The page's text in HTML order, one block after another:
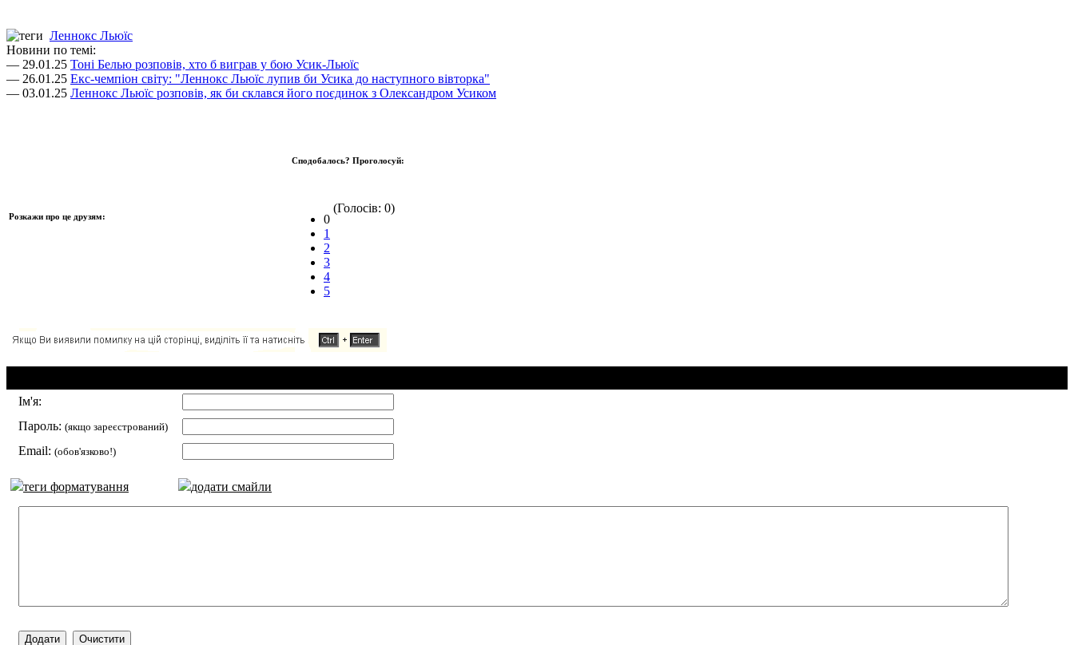
Леннокс Льюїс
Новини по темі:
— 29.01.25 Тоні Белью розповів, хто б виграв у бою Усик-Льюїс
— 26.01.25 Екс-чемпіон світу: "Леннокс Льюїс лупив би Усика до наступного вівторка"
— 03.01.25 Леннокс Льюїс розповів, як би склався його поєдинок з Олександром Усиком
Розкажи про це друзям:
Сподобалось? Проголосуй:
0
1
2
3
4
5
(Голосів: 0)
Ім'я:
Пароль: (якщо зареєстрований)
Email: (обов'язково!)
теги форматування додати смайли